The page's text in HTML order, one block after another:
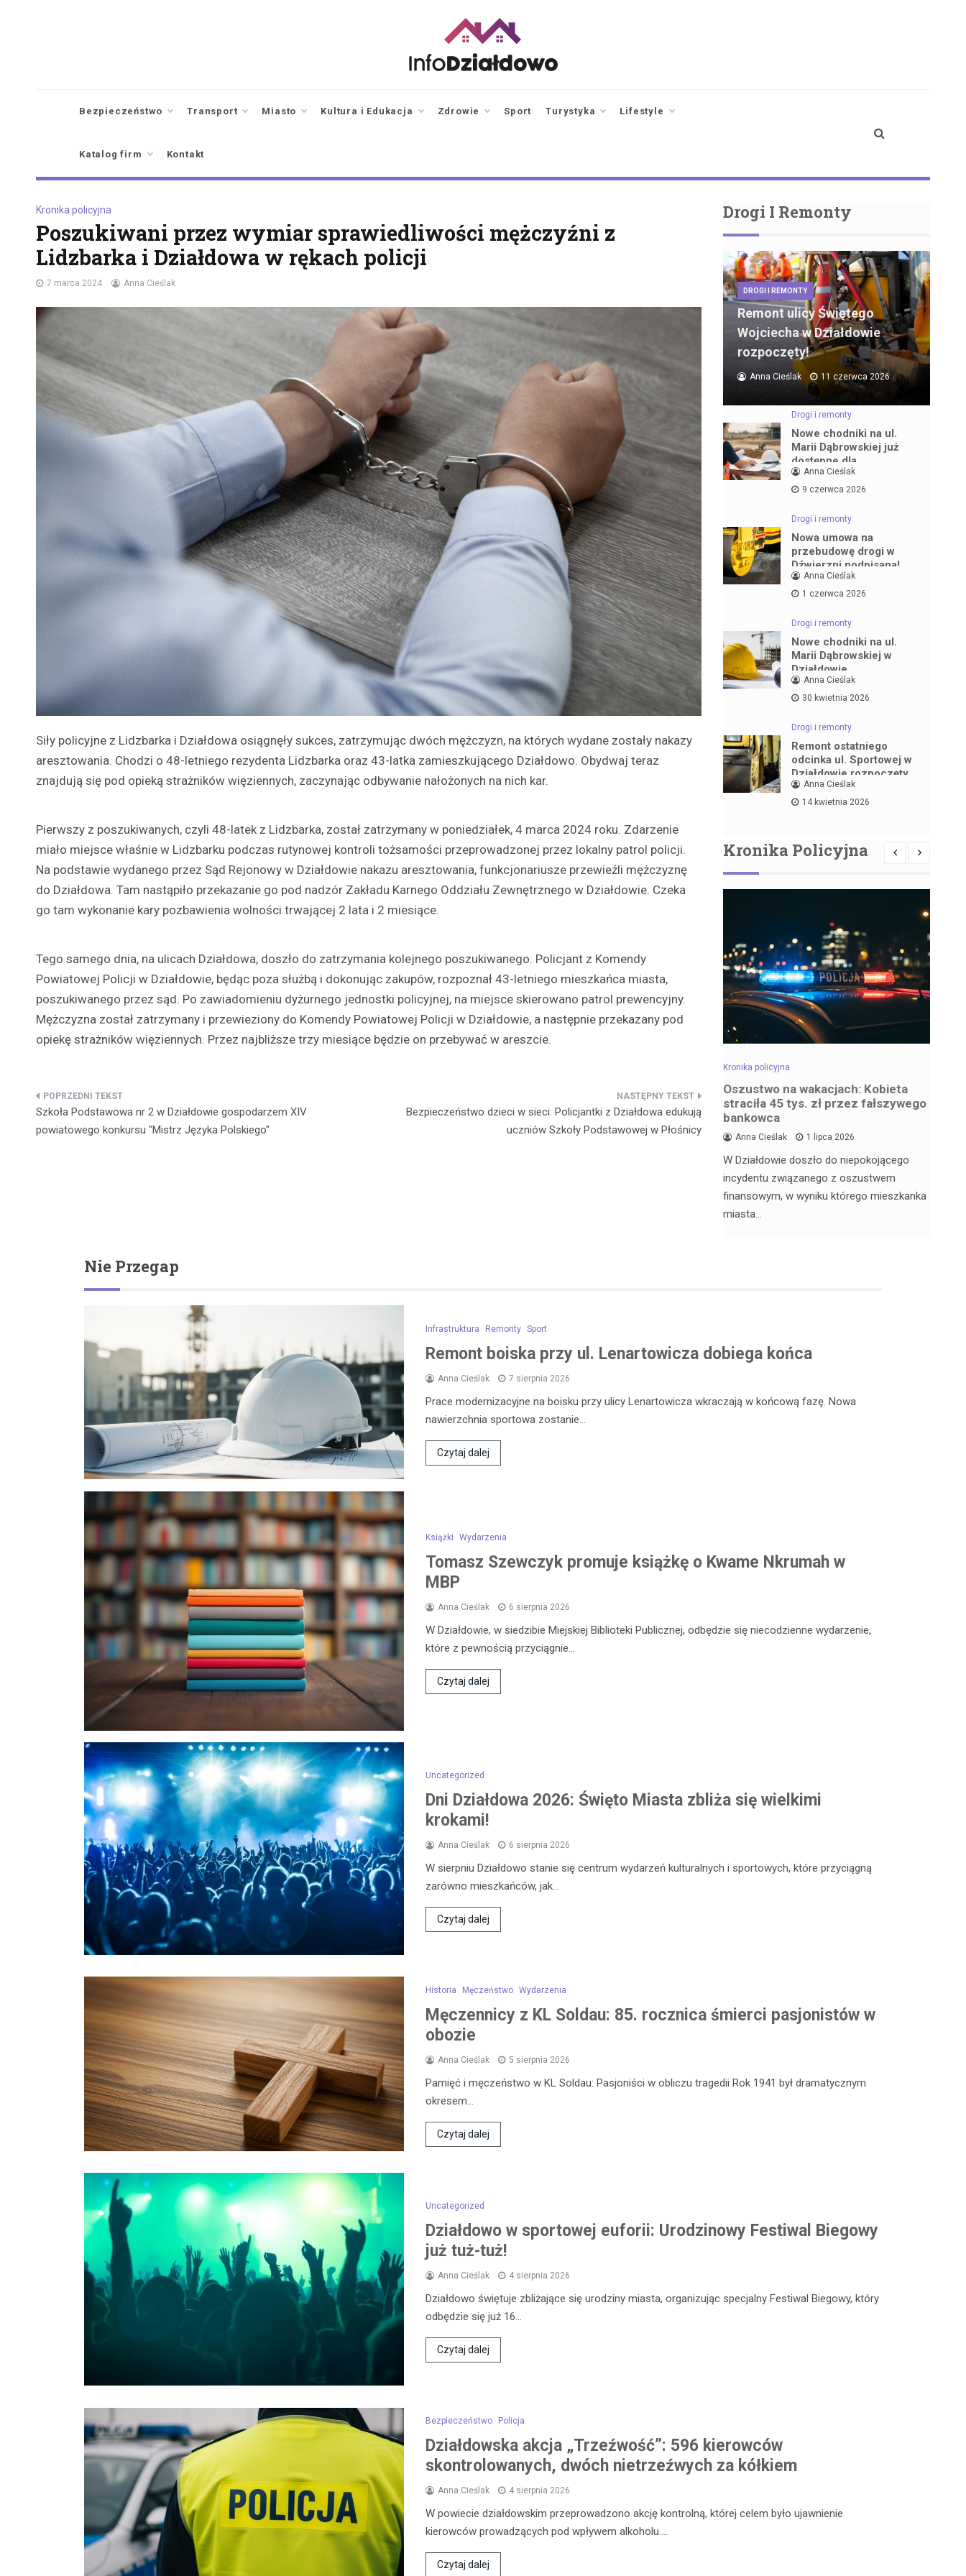
Bezpieczeństwo Transport Miasto Kultura i Edukacja Zdrowie Sport Turystyka Lifestyle
Katalog firm Kontakt
Kronika policyjna
Poszukiwani przez wymiar sprawiedliwości mężczyźni z
Lidzbarka i Działdowa w rękach policji
7 marca 2024 Anna Cieślak
Siły policyjne z Lidzbarka i Działdowa osiągnęły sukces, zatrzymując dwóch mężczyzn, na których wydane zostały nakazy
aresztowania. Chodzi o 48-letniego rezydenta Lidzbarka oraz 43-latka zamieszkującego Działdowo. Obydwaj teraz
znajdują się pod opieką strażników więziennych, zaczynając odbywanie nałożonych na nich kar.
Pierwszy z poszukiwanych, czyli 48-latek z Lidzbarka, został zatrzymany w poniedziałek, 4 marca 2024 roku. Zdarzenie
miało miejsce właśnie w Lidzbarku podczas rutynowej kontroli tożsamości przeprowadzonej przez lokalny patrol policji.
Na podstawie wydanego przez Sąd Rejonowy w Działdowie nakazu aresztowania, funkcjonariusze przewieźli mężczyznę
do Działdowa. Tam nastąpiło przekazanie go pod nadzór Zakładu Karnego Oddziału Zewnętrznego w Działdowie. Czeka
go tam wykonanie kary pozbawienia wolności trwającej 2 lata i 2 miesiące.
Tego samego dnia, na ulicach Działdowa, doszło do zatrzymania kolejnego poszukiwanego. Policjant z Komendy
Powiatowej Policji w Działdowie, będąc poza służbą i dokonując zakupów, rozpoznał 43-letniego mieszkańca miasta,
poszukiwanego przez sąd. Po zawiadomieniu dyżurnego jednostki policyjnej, na miejsce skierowano patrol prewencyjny.
Mężczyzna został zatrzymany i przewieziony do Komendy Powiatowej Policji w Działdowie, a następnie przekazany pod
opiekę strażników więziennych. Przez najbliższe trzy miesiące będzie on przebywać w areszcie.
Nawigacja
wpisu
Szkoła Podstawowa nr 2 w Działdowie gospodarzem XIV
powiatowego konkursu "Mistrz Języka Polskiego"
Bezpieczeństwo dzieci w sieci: Policjantki z Działdowa edukują
uczniów Szkoły Podstawowej w Płośnicy
Drogi I Remonty
DROGI I REMONTY
Remont ulicy Świętego
Wojciecha w Działdowie
rozpoczęty!
Anna Cieślak 11 czerwca 2026
Drogi i remonty
Nowe chodniki na ul.
Marii Dąbrowskiej już
dostępne dla
mieszkańców
Anna Cieślak
9 czerwca 2026
Drogi i remonty
Nowa umowa na
przebudowę drogi w
Dźwierzni podpisana!
Anna Cieślak
1 czerwca 2026
Drogi i remonty
Nowe chodniki na ul.
Marii Dąbrowskiej w
Działdowie
Anna Cieślak
30 kwietnia 2026
Drogi i remonty
Remont ostatniego
odcinka ul. Sportowej w
Działdowie rozpoczęty
Anna Cieślak
14 kwietnia 2026
Kronika Policyjna
Kronika policyjna
Oszustwo na wakacjach: Kobieta
straciła 45 tys. zł przez fałszywego
bankowca
Anna Cieślak 1 lipca 2026
W Działdowie doszło do niepokojącego
incydentu związanego z oszustwem
finansowym, w wyniku którego mieszkanka
miasta…
Nie Przegap
Infrastruktura Remonty Sport
Remont boiska przy ul. Lenartowicza dobiega końca
Anna Cieślak 7 sierpnia 2026
Prace modernizacyjne na boisku przy ulicy Lenartowicza wkraczają w końcową fazę. Nowa
nawierzchnia sportowa zostanie…
Czytaj dalej
Książki Wydarzenia
Tomasz Szewczyk promuje książkę o Kwame Nkrumah w
MBP
Anna Cieślak 6 sierpnia 2026
W Działdowie, w siedzibie Miejskiej Biblioteki Publicznej, odbędzie się niecodzienne wydarzenie,
które z pewnością przyciągnie…
Czytaj dalej
Uncategorized
Dni Działdowa 2026: Święto Miasta zbliża się wielkimi
krokami!
Anna Cieślak 6 sierpnia 2026
W sierpniu Działdowo stanie się centrum wydarzeń kulturalnych i sportowych, które przyciągną
zarówno mieszkańców, jak…
Czytaj dalej
Historia Męczeństwo Wydarzenia
Męczennicy z KL Soldau: 85. rocznica śmierci pasjonistów w
obozie
Anna Cieślak 5 sierpnia 2026
Pamięć i męczeństwo w KL Soldau: Pasjoniści w obliczu tragedii Rok 1941 był dramatycznym
okresem…
Czytaj dalej
Uncategorized
Działdowo w sportowej euforii: Urodzinowy Festiwal Biegowy
już tuż-tuż!
Anna Cieślak 4 sierpnia 2026
Działdowo świętuje zbliżające się urodziny miasta, organizując specjalny Festiwal Biegowy, który
odbędzie się już 16…
Czytaj dalej
Bezpieczeństwo Policja
Działdowska akcja „Trzeźwość”: 596 kierowców
skontrolowanych, dwóch nietrzeźwych za kółkiem
Anna Cieślak 4 sierpnia 2026
W powiecie działdowskim przeprowadzono akcję kontrolną, której celem było ujawnienie
kierowców prowadzących pod wpływem alkoholu.…
Czytaj dalej